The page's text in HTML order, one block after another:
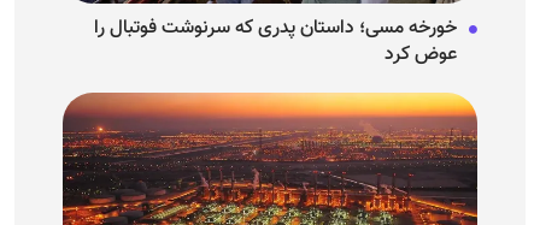
خورخه مسی؛ داستان پدری که سرنوشت فوتبال را
عوض کرد